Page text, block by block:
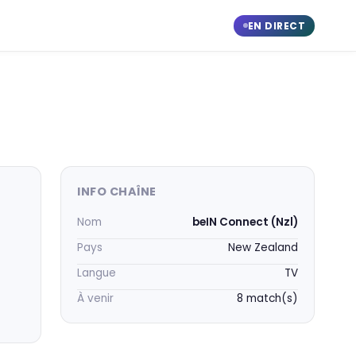
EN DIRECT
INFO CHAÎNE
Nom
beIN Connect (Nzl)
Pays
New Zealand
Langue
TV
À venir
8 match(s)